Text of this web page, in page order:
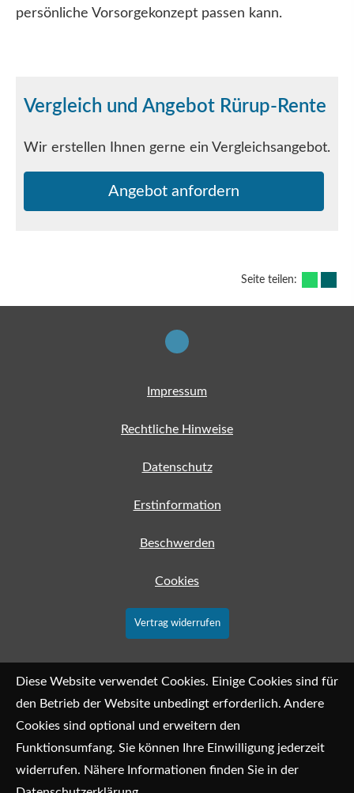
persönliche Vorsorgekonzept passen kann.
Vergleich und Angebot Rürup-Rente
Wir erstellen Ihnen gerne ein Vergleichsangebot.
An­ge­bot an­for­dern
Seite teilen:
Impressum
Rechtliche Hinweise
Datenschutz
Erstinformation
Beschwerden
Cookies
Vertrag widerrufen
Diese Website verwendet Cookies. Einige Cookies sind für
den Betrieb der Website unbedingt erforderlich. Andere
Cookies sind optional und erweitern den
Funktionsumfang. Sie können Ihre Einwilligung jederzeit
widerrufen. Nähere Informationen finden Sie in der